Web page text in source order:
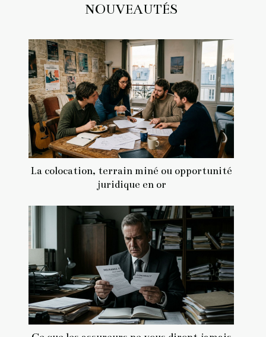
NOUVEAUTÉS
La colocation, terrain miné ou opportunité
juridique en or